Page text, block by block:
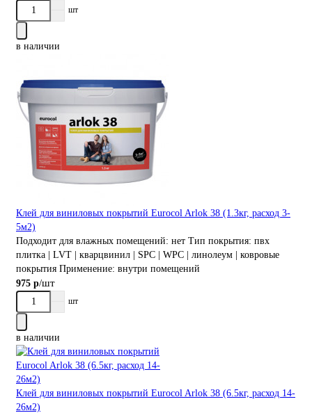
шт
в наличии
Клей для виниловых покрытий Eurocol Arlok 38 (1.3кг, расход 3-
5м2)
Подходит для влажных помещений: нет Тип покрытия: пвх
плитка | LVT | кварцвинил | SPC | WPC | линолеум | ковровые
покрытия Применение: внутри помещений
975 р/шт
шт
в наличии
Клей для виниловых покрытий Eurocol Arlok 38 (6.5кг, расход 14-
26м2)